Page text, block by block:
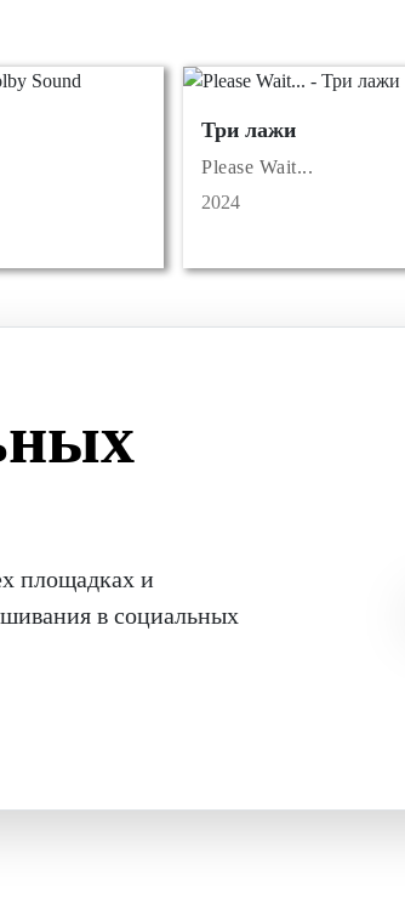
Три лажи
Please Wait...
2024
площадках и
в социальных